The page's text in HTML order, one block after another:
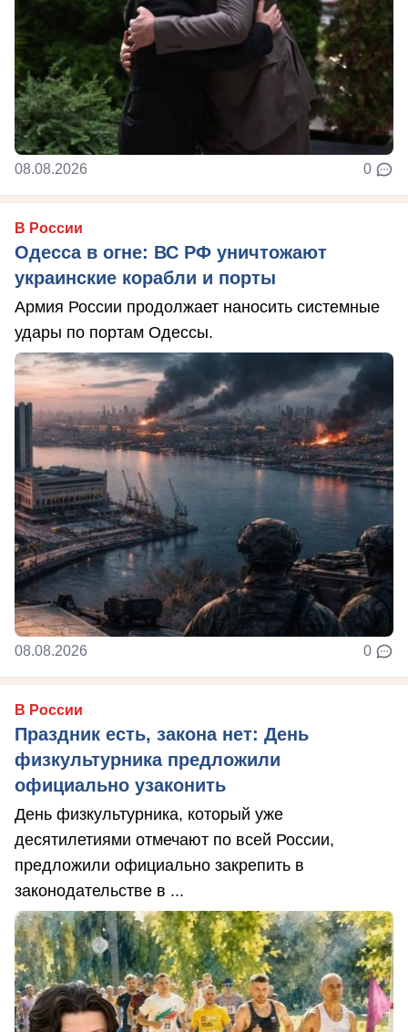
08.08.2026 0
В России
Одесса в огне: ВС РФ уничтожают
украинские корабли и порты
Армия России продолжает наносить системные
удары по портам Одессы.
08.08.2026 0
В России
Праздник есть, закона нет: День
физкультурника предложили
официально узаконить
День физкультурника, который уже
десятилетиями отмечают по всей России,
предложили официально закрепить в
законодательстве в ...